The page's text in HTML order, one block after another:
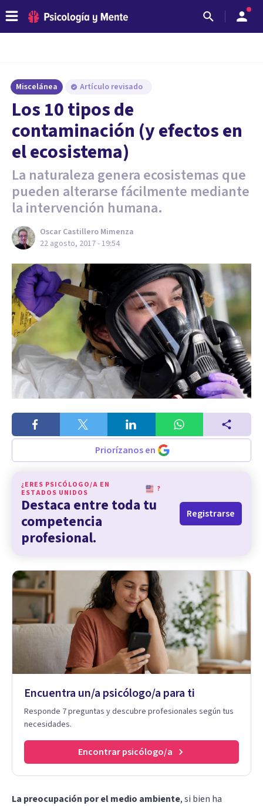
Miscelánea Artículo revisado
Los 10 tipos de
contaminación (y efectos en
el ecosistema)
La naturaleza genera ecosistemas que
pueden alterarse fácilmente mediante
la intervención humana.
Oscar Castillero Mimenza
22 agosto, 2017 - 19:54
Priorízanos en
¿ERES PSICÓLOGO/A EN
ESTADOS UNIDOS
?
Destaca entre toda tu
competencia
profesional.
Registrarse
Encuentra un/a psicólogo/a para ti
Responde 7 preguntas y descubre profesionales según tus
necesidades.
Encontrar psicólogo/a
La preocupación por el medio ambiente, si bien ha